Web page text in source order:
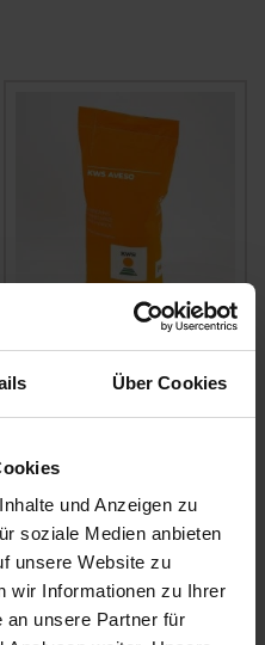
Über Cookies
und Anzeigen zu
soziale Medien anbieten
unsere Website zu
wir Informationen zu Ihrer
an unsere Partner für
KWS Aveso
zzgl. MwSt.
PRODUKTE